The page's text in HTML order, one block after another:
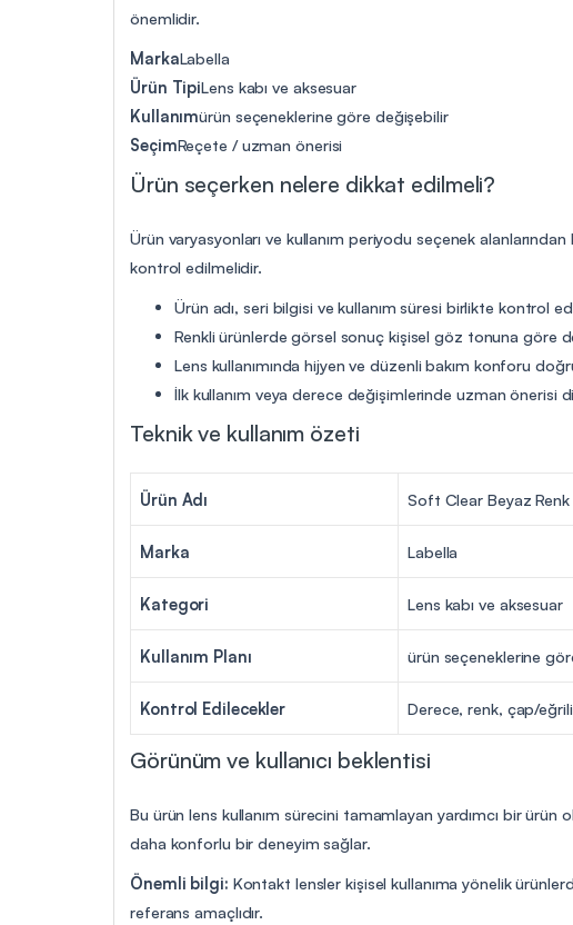
önemlidir.
MarkaLabella
Ürün TipiLens kabı ve aksesuar
Kullanımürün seçeneklerine göre değişebilir
SeçimReçete / uzman önerisi
Ürün seçerken nelere dikkat edilmeli?
Ürün varyasyonları ve kullanım periyodu seçenek
kontrol edilmelidir.
Ürün adı, seri bilgisi ve kullanım süresi birlikte kontrol
Renkli ürünlerde görsel sonuç kişisel göz tonuna göre
Lens kullanımında hijyen ve düzenli bakım konforu
İlk kullanım veya derece değişimlerinde uzman önerisi
Teknik ve kullanım özeti
Ürün Adı Soft Clear Beyaz Renk
Marka Labella
Kategori Lens kabı ve aksesuar
Kullanım Planı ürün seçeneklerine
Kontrol Edilecekler Derece, renk, çap/
Görünüm ve kullanıcı beklentisi
Bu ürün lens kullanım sürecini tamamlayan yardımcı bir ürün
daha konforlu bir deneyim sağlar.
Önemli bilgi: Kontakt lensler kişisel kullanıma yönelik
referans amaçlıdır.